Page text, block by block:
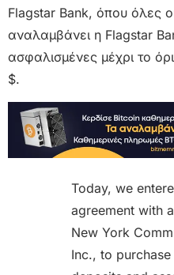
Flagstar Bank, όπου όλες
αναλαμβάνει η Flagstar
ασφαλισμένες μέχρι το
$.
Today, we
agreement with
New York
Inc., to